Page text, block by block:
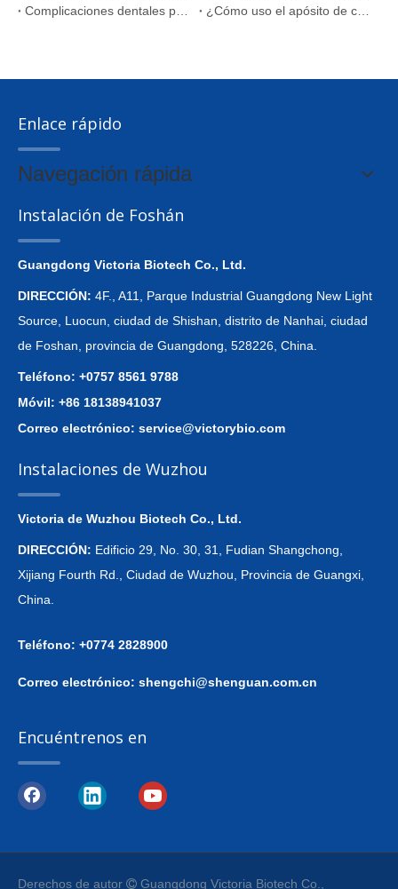
Enlace rápido
Navegación rápida
Instalación de Foshán
Guangdong Victoria Biotech Co., Ltd.
DIRECCIÓN: 4F., A11, Parque Industrial Guangdong New Light
Source, Luocun, ciudad de Shishan, distrito de Nanhai, ciudad
de Foshan, provincia de Guangdong, 528226, China.
Teléfono: +0757 8561 9788
Móvil: +86 18138941037
Correo electrónico: service@victorybio.com
Instalaciones de Wuzhou
Victoria de Wuzhou Biotech Co., Ltd.
DIRECCIÓN: Edificio 29, No. 30, 31, Fudian Shangchong,
Xijiang Fourth Rd., Ciudad de Wuzhou, Provincia de Guangxi,
China.
Teléfono: +0774 2828900
Correo electrónico: shengchi@shenguan.com.cn
Encuéntrenos en
Derechos de autor  Guangdong Victoria Biotech Co.,